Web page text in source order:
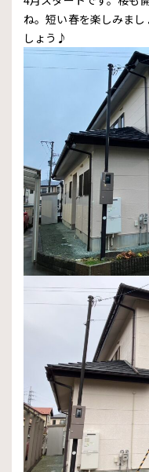
ね。短い春を楽しみま
しょう♪